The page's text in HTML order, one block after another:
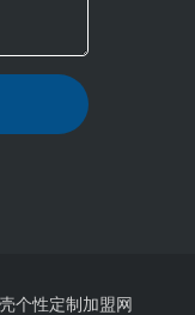
大秦手机壳个性定制加盟